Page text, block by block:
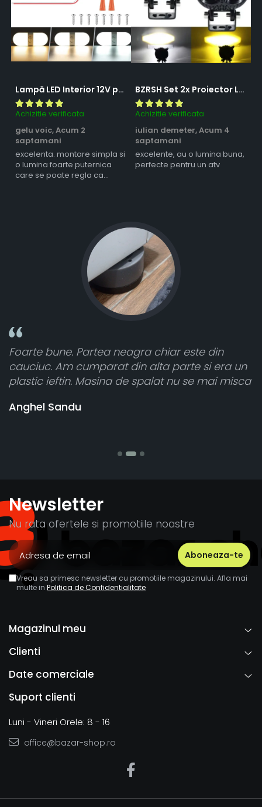
Lampă LED Interior 12V pentru Dubă, Camper și Rulotă - 180LED, 33 cm, 3 Temperaturii de Culoare, Intensitate Reglabilă, Iluminare Compartiment Marfă
Achizitie verificata
gelu voic,Acum 2
saptamani
excelenta. montare simpla si
o lumina foarte puternica
care se poate regla ca
BZRSH Set 2x Proiector LED Bufnita 50W Lupa 2 Faze Alb-Galben 12-24V Moto ATV
Achizitie verificata
iulian demeter,Acum 4
saptamani
excelente, au o lumina buna,
perfecte pentru un atv
un
misca
Toate sunt foarte luminoase și
atât de bine în curtea din spate. A primit
cele 8 bucati dar una nu a funcționat,
banii pentru 1 bucata, Multumesc
Newsletter
Nu rata ofertele si promotiile noastre
Vreau sa primesc newsletter cu promotiile magazinului. Afla mai
multe in Politica de Confidentialitate
Magazinul meu
Clienti
Date comerciale
Suport clienti
Luni - Vineri Orele: 8 - 16
office@bazar-shop.ro